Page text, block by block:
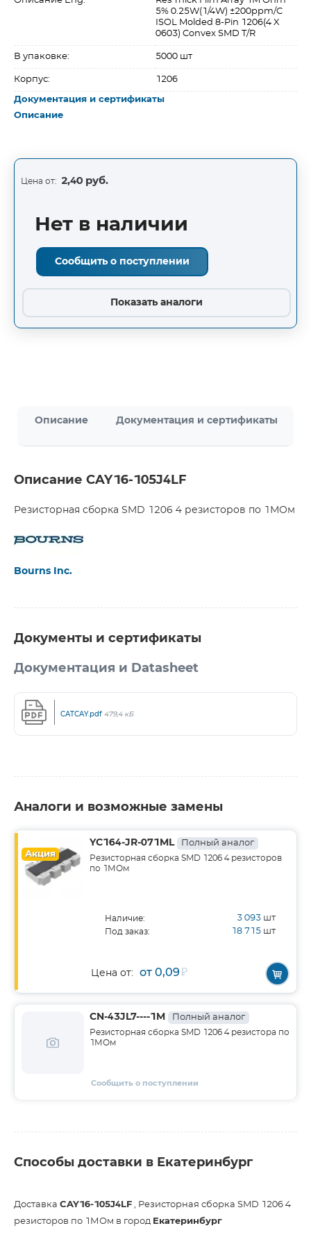
5% 0.25W(1/4W) ±200ppm/C
ISOL Molded 8-Pin 1206(4 X
0603) Convex SMD T/R
В упаковке: 5000 шт
Корпус: 1206
Документация и сертификаты
Описание
Цена от: 2,40 руб.
Нет в наличии
Сообщить о поступлении
Показать аналоги
Описание Документация и сертификаты
Описание CAY16-105J4LF
Резисторная сборка SMD 1206 4 резисторов по 1МОм
Bourns Inc.
Документы и сертификаты
Документация и Datasheet
CATCAY.pdf 479,4 кБ
Аналоги и возможные замены
Акция
YC164-JR-071ML Полный аналог
Резисторная сборка SMD 1206 4 резисторов
по 1МОм
Наличие: 3 093 шт
Под заказ: 18 715 шт
Цена от: от 0,09₽
CN-43JL7----1M Полный аналог
Резисторная сборка SMD 1206 4 резистора по
1МОм
Сообщить о поступлении
Способы доставки в Екатеринбург
Доставка CAY16-105J4LF , Резисторная сборка SMD 1206 4
резисторов по 1МОм в город Екатеринбург